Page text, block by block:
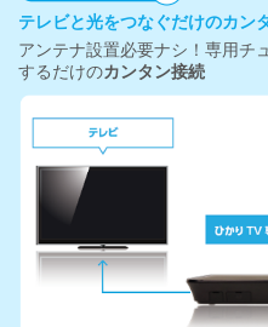
テレビと光をつなぐだけのカン
アンテナ設置必要ナシ！専用チ
するだけのカンタン接続